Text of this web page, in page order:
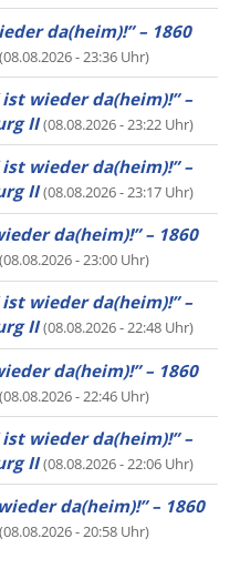
da(heim)!” – 1860
(08.08.2026 - 23:36 Uhr)
ist wieder da(heim)!” –
II (08.08.2026 - 23:22 Uhr)
ist wieder da(heim)!” –
II (08.08.2026 - 23:17 Uhr)
da(heim)!” – 1860
(08.08.2026 - 23:00 Uhr)
ist wieder da(heim)!” –
II (08.08.2026 - 22:48 Uhr)
da(heim)!” – 1860
(08.08.2026 - 22:46 Uhr)
ist wieder da(heim)!” –
II (08.08.2026 - 22:06 Uhr)
da(heim)!” – 1860
(08.08.2026 - 20:58 Uhr)